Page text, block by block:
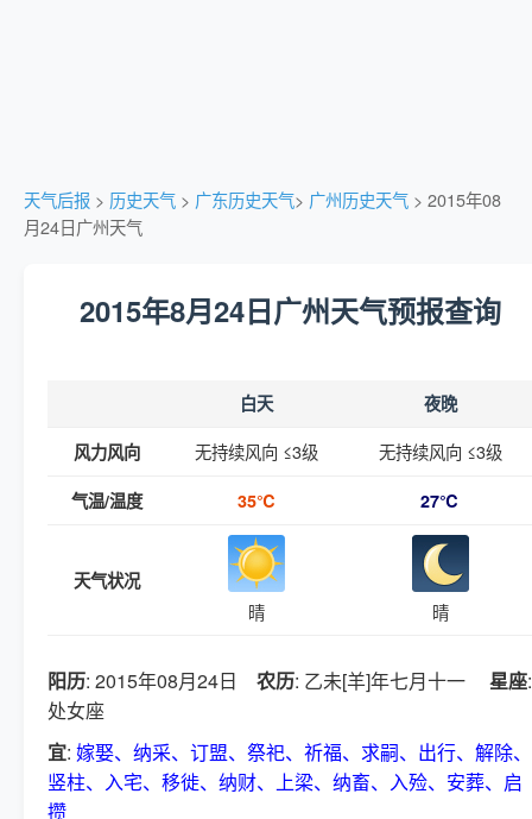
天气后报 > 历史天气 > 广东历史天气> 广州历史天气 > 2015年08
月24日广州天气
2015年8月24日广州天气预报查询
白天 夜晚
风力风向 无持续风向 ≤3级 无持续风向 ≤3级
气温/温度 35℃ 27℃
天气状况
晴 晴
阳历: 2015年08月24日 农历: 乙未[羊]年七月十一 星座:
处女座
宜: 嫁娶、纳采、订盟、祭祀、祈福、求嗣、出行、解除、
竖柱、入宅、移徙、纳财、上梁、纳畜、入殓、安葬、启
攒